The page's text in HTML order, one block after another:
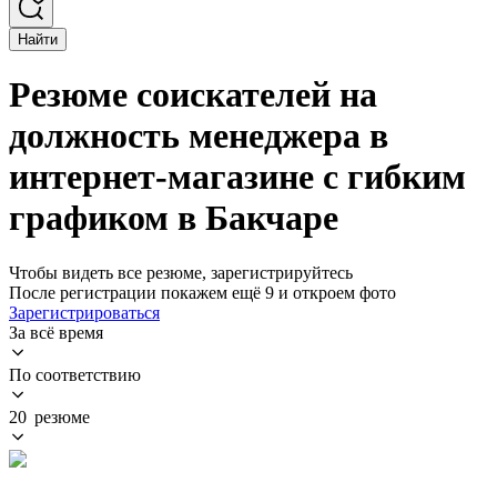
Найти
Резюме соискателей на
должность менеджера в
интернет-магазине с гибким
графиком в Бакчаре
Чтобы видеть все резюме, зарегистрируйтесь
После регистрации покажем ещё 9 и откроем фото
Зарегистрироваться
За всё время
По соответствию
20 резюме